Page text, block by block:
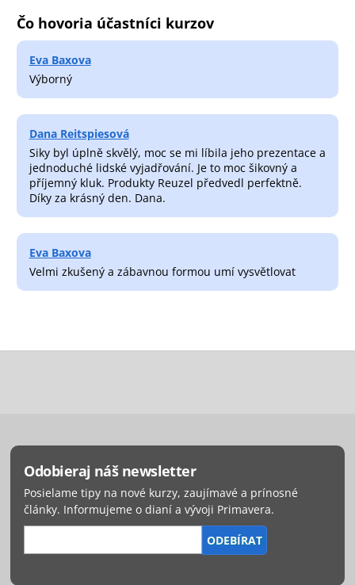
Čo hovoria účastníci kurzov
Eva Baxova
Výborný
Dana Reitspiesová
Siky byl úplně skvělý, moc se mi líbila jeho prezentace a
jednoduché lidské vyjadřování. Je to moc šikovný a
příjemný kluk. Produkty Reuzel předvedl perfektně.
Díky za krásný den. Dana.
Eva Baxova
Velmi zkušený a zábavnou formou umí vysvětlovat
Odobieraj náš newsletter
Posielame tipy na nové kurzy, zaujímavé a prínosné
články. Informujeme o dianí a vývoji Primavera.